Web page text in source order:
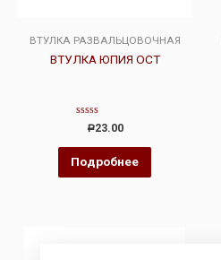
ВТУЛКА РАЗВАЛЬЦОВОЧНАЯ
ВТУЛКА ЮПИЯ ОСТ
Оценка
из
5
Р23.00
Подробнее